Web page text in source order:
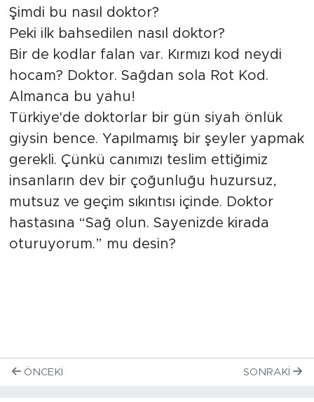
Şimdi bu nasıl doktor?
Peki ilk bahsedilen nasıl doktor?
Bir de kodlar falan var. Kırmızı kod neydi
hocam? Doktor. Sağdan sola Rot Kod.
Almanca bu yahu!
Türkiye'de doktorlar bir gün siyah önlük
giysin bence. Yapılmamış bir şeyler yapmak
gerekli. Çünkü canımızı teslim ettiğimiz
insanların dev bir çoğunluğu huzursuz,
mutsuz ve geçim sıkıntısı içinde. Doktor
hastasına “Sağ olun. Sayenizde kirada
oturuyorum.” mu desin?
ÖNCEKI SONRAKI